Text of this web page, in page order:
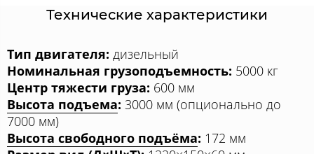
Технические характеристики
Тип двигателя: дизельный
Номинальная грузоподъемность: 5000 кг
Центр тяжести груза: 600 мм
Высота подъема: 3000 мм (опционально до
7000 мм)
Высота свободного подъёма: 172 мм